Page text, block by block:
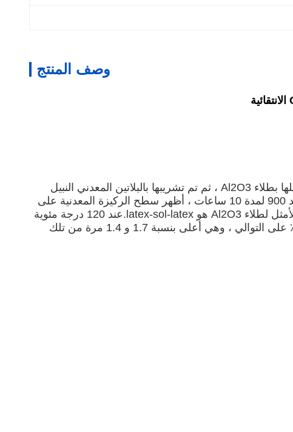
وصف المنتج
تم أكسدة الركيزة المعدنية المكونة من قرص العسل بكثافة مسامها 400 خلية عند درجة حرارة عالية ، ثم تم تحميلها بطلاء Al2O3 ، ثم تم تشريبها بالبلاتين المعدني النبيل
لتحضير محفز قرص العسل المعدني المطلي بـ Pt / Al2O3 للأكسدة الانتقائية لثاني أكسيد الكربون.بعد التأكسد عند 900 لمدة 10 ساعات ، أظهر سطح الركيزة المعدنية على
شكل قرص العسل بنية تشبه الدبوس ، والتي يمكن أن تحسن التوافق بين الركيزة وطلاء Al2O3.ترتيب التحميل الأمثل لطلاء Al2O3 هو latex-sol-latex.عند 120 درجة مئوية
، يكون نشاط الأكسدة والاختزال الانتقائي لمحفز قرص العسل المعدني المطلي بـ Pt / Al2O3 لـ CO 54.0٪ و 42٪ على التوالي ، وهي أعلى بنسبة 1.7 و 1.4 مرة من تلك